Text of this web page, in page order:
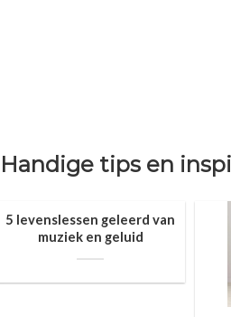
Handige tips en
5 levenslessen geleerd van
muziek en geluid